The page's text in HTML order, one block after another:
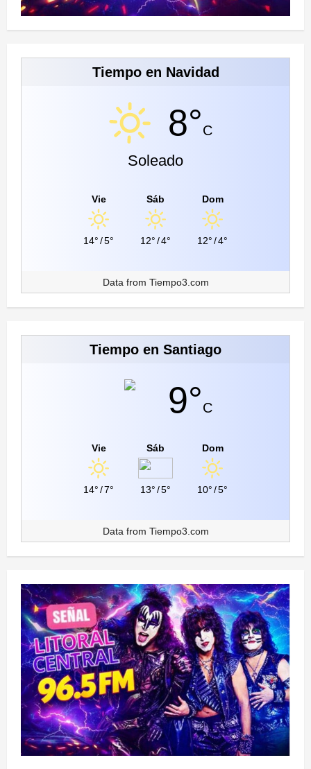
Tiempo en Navidad
8°C
Soleado
Vie
14°/5°
Sáb
12°/4°
Dom
12°/4°
Data from Tiempo3.com
Tiempo en Santiago
9°C
Vie
14°/7°
Sáb
13°/5°
Dom
10°/5°
Data from Tiempo3.com